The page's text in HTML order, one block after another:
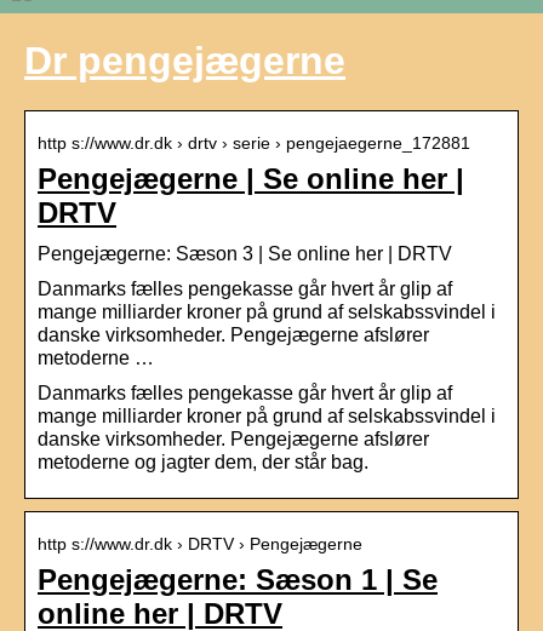
Dr pengejægerne
http s://www.dr.dk › drtv › serie › pengejaegerne_172881
Pengejægerne | Se online her |
DRTV
Pengejægerne: Sæson 3 | Se online her | DRTV
Danmarks fælles pengekasse går hvert år glip af
mange milliarder kroner på grund af selskabssvindel i
danske virksomheder. Pengejægerne afslører
metoderne …
Danmarks fælles pengekasse går hvert år glip af
mange milliarder kroner på grund af selskabssvindel i
danske virksomheder. Pengejægerne afslører
metoderne og jagter dem, der står bag.
http s://www.dr.dk › DRTV › Pengejægerne
Pengejægerne: Sæson 1 | Se
online her | DRTV